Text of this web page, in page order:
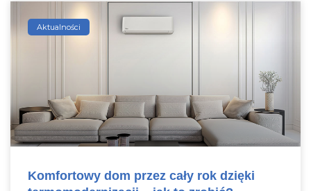
Aktualności
Komfortowy dom przez cały rok dzięki